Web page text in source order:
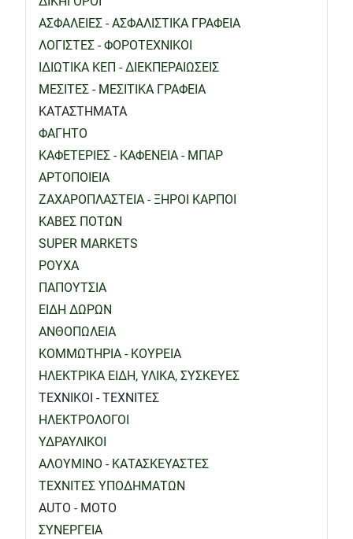
ΑΣΦΑΛΕΙΕΣ - ΑΣΦΑΛΙΣΤΙΚΑ ΓΡΑΦΕΙΑ
ΛΟΓΙΣΤΕΣ - ΦΟΡΟΤΕΧΝΙΚΟΙ
ΙΔΙΩΤΙΚΑ ΚΕΠ - ΔΙΕΚΠΕΡΑΙΩΣΕΙΣ
ΜΕΣΙΤΕΣ - ΜΕΣΙΤΙΚΑ ΓΡΑΦΕΙΑ
ΚΑΤΑΣΤΗΜΑΤΑ
ΦΑΓΗΤΟ
ΚΑΦΕΤΕΡΙΕΣ - ΚΑΦΕΝΕΙΑ - ΜΠΑΡ
ΑΡΤΟΠΟΙΕΙΑ
ΖΑΧΑΡΟΠΛΑΣΤΕΙΑ - ΞΗΡΟΙ ΚΑΡΠΟΙ
ΚΑΒΕΣ ΠΟΤΩΝ
SUPER MARKETS
ΡΟΥΧΑ
ΠΑΠΟΥΤΣΙΑ
ΕΙΔΗ ΔΩΡΩΝ
ΑΝΘΟΠΩΛΕΙΑ
ΚΟΜΜΩΤΗΡΙΑ - ΚΟΥΡΕΙΑ
ΗΛΕΚΤΡΙΚΑ ΕΙΔΗ, ΥΛΙΚΑ, ΣΥΣΚΕΥΕΣ
ΤΕΧΝΙΚΟΙ - ΤΕΧΝΙΤΕΣ
ΗΛΕΚΤΡΟΛΟΓΟΙ
ΥΔΡΑΥΛΙΚΟΙ
ΑΛΟΥΜΙΝΟ - ΚΑΤΑΣΚΕΥΑΣΤΕΣ
ΤΕΧΝΙΤΕΣ ΥΠΟΔΗΜΑΤΩΝ
AUTO - MOTO
ΣΥΝΕΡΓΕΙΑ